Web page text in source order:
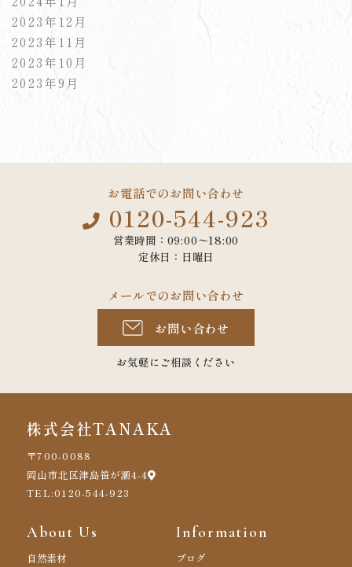
2023年12月
2023年11月
2023年10月
2023年9月
お電話でのお問い合わせ
0120-544-923
営業時間：09:00〜18:00
定休日：日曜日
メールでのお問い合わせ
お問い合わせ
お気軽にご相談ください
株式会社TANAKA
〒700-0088
岡山市北区津島笹が瀬4-4
TEL:0120-544-923
About Us
自然素材
Information
ブログ